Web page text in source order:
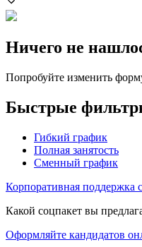
Ничего не
Попробуйте изменить
Быстрые
Гибкий график
Полная занятость
Сменный график
Корпоративная поддержка
Какой соцпакет вы
Оформляйте кандидатов